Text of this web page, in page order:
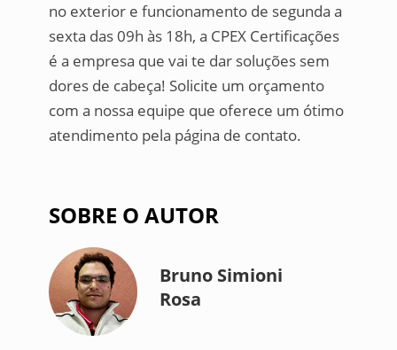
no exterior e funcionamento de segunda a
sexta das 09h às 18h, a CPEX Certificações
é a empresa que vai te dar soluções sem
dores de cabeça! Solicite um orçamento
com a nossa equipe que oferece um ótimo
atendimento pela página de contato.
SOBRE O AUTOR
Bruno Simioni
Rosa